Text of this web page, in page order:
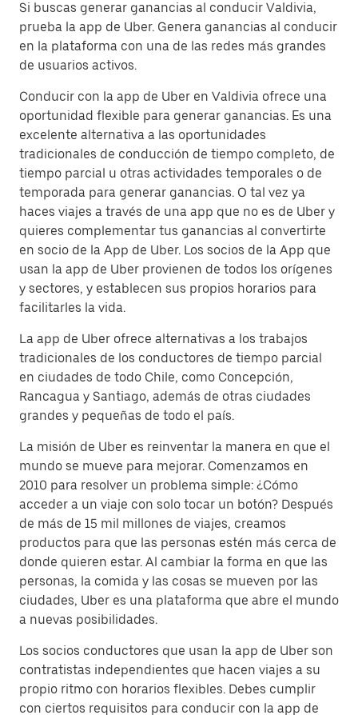
Si buscas generar ganancias al conducir Valdivia,
prueba la app de Uber. Genera ganancias al conducir
en la plataforma con una de las redes más grandes
de usuarios activos.
Conducir con la app de Uber en Valdivia ofrece una
oportunidad flexible para generar ganancias. Es una
excelente alternativa a las oportunidades
tradicionales de conducción de tiempo completo, de
tiempo parcial u otras actividades temporales o de
temporada para generar ganancias. O tal vez ya
haces viajes a través de una app que no es de Uber y
quieres complementar tus ganancias al convertirte
en socio de la App de Uber. Los socios de la App que
usan la app de Uber provienen de todos los orígenes
y sectores, y establecen sus propios horarios para
facilitarles la vida.
La app de Uber ofrece alternativas a los trabajos
tradicionales de los conductores de tiempo parcial
en ciudades de todo Chile, como Concepción,
Rancagua y Santiago, además de otras ciudades
grandes y pequeñas de todo el país.
La misión de Uber es reinventar la manera en que el
mundo se mueve para mejorar. Comenzamos en
2010 para resolver un problema simple: ¿Cómo
acceder a un viaje con solo tocar un botón? Después
de más de 15 mil millones de viajes, creamos
productos para que las personas estén más cerca de
donde quieren estar. Al cambiar la forma en que las
personas, la comida y las cosas se mueven por las
ciudades, Uber es una plataforma que abre el mundo
a nuevas posibilidades.
Los socios conductores que usan la app de Uber son
contratistas independientes que hacen viajes a su
propio ritmo con horarios flexibles. Debes cumplir
con ciertos requisitos para conducir con la app de